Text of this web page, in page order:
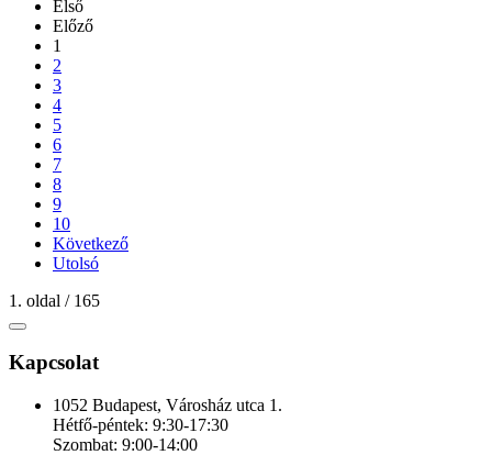
Első
Előző
1
2
3
4
5
6
7
8
9
10
Következő
Utolsó
1. oldal / 165
Kapcsolat
1052 Budapest, Városház utca 1.
Hétfő-péntek: 9:30-17:30
Szombat: 9:00-14:00